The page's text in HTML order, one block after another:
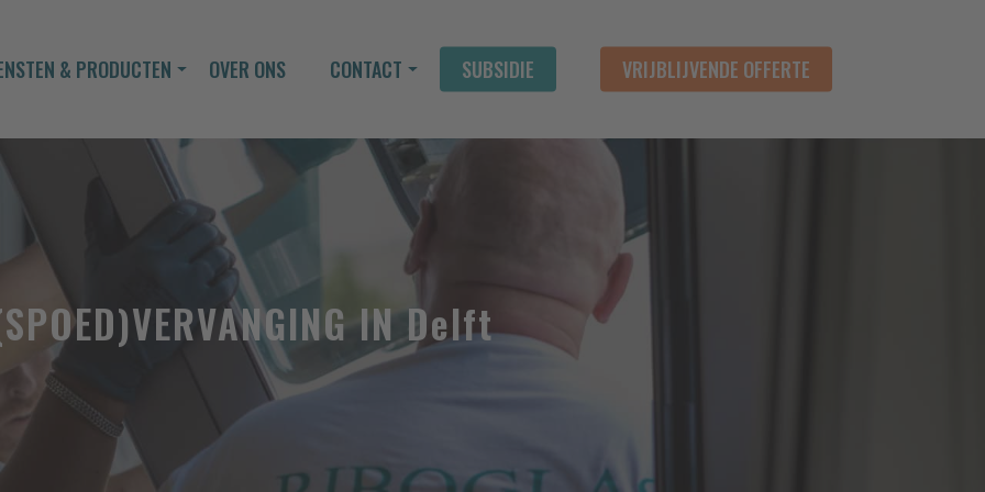
op maat
OFFERTE AAN
Kies uw product/dienst
Kies uw product(en)
& PRODUCTEN OVER ONS CONTACT SUBSIDIE VRIJBLIJVENDE OFFERTE
IN Delft